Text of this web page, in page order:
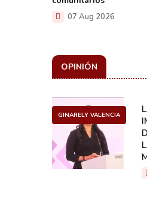
07 Aug 2026
OPINIÓN
GINARELY VALENCIA